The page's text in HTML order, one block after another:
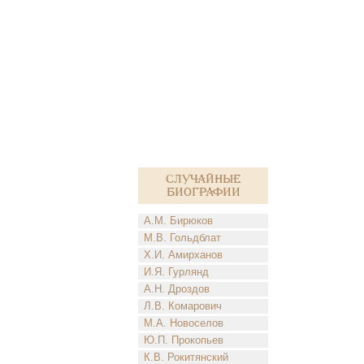
Случайные
биографии
А.М. Бирюков
М.В. Гольдблат
Х.И. Амирханов
И.Я. Гурлянд
А.Н. Дроздов
Л.В. Комарович
М.А. Новоселов
Ю.П. Прокопьев
К.В. Рокитянский